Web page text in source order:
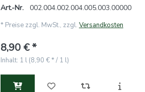
Art.-Nr.
002.004.002.004.005.003.00000
* Preise zzgl. MwSt., zzgl. Versandkosten
8,90 € *
Inhalt: 1 l (8,90 € * / 1 l)